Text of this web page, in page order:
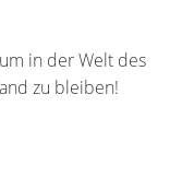
in der Welt des
zu bleiben!